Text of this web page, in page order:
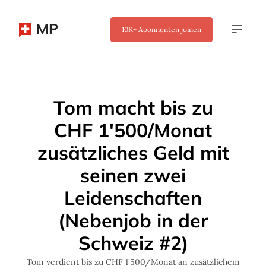
MP 10K+ Abonnenten joinen
Tom macht bis zu
CHF 1'500/Monat
zusätzliches Geld mit
seinen zwei
Leidenschaften
(Nebenjob in der
Schweiz #2)
Tom verdient bis zu CHF 1'500/Monat an zusätzlichem